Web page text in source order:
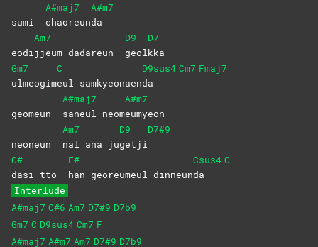
sumi
A#maj7
chaoreun
A#m7
da
eodi
Am7
jjeum dadareun
D9
geol
D7
kka
Gm7
ulmeogim
C
eul samkyeonaen
D9sus4
da
Cm7 Fmaj7
geomeun
A#maj7
saneul neom
A#m7
eumyeon
neoneun
Am7
nal ana ju
D9
getji
D7#9
C#
dasi tto
F#
han georeumeul dinneun
Csus4
da
C
Interlude
A#maj7 C#6 Am7 D7#9 D7b9
Gm7 C D9sus4 Cm7 F
A#maj7 A#m7 Am7 D7#9 D7b9